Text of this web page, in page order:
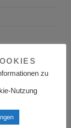
zu
Nutzung